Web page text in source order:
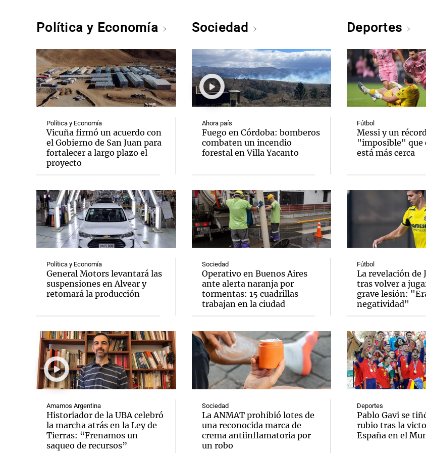
Política y Economía
Política y Economía
Vicuña firmó un acuerdo con
el Gobierno de San Juan para
fortalecer a largo plazo el
proyecto
Política y Economía
General Motors levantará las
suspensiones en Alvear y
retomará la producción
Amamos Argentina
Historiador de la UBA celebró
la marcha atrás en la Ley de
Tierras: “Frenamos un
saqueo de recursos”
Sociedad
Ahora país
Fuego en Córdoba: bomberos
combaten un incendio
forestal en Villa Yacanto
Sociedad
Operativo en Buenos Aires
ante alerta naranja por
tormentas: 15 cuadrillas
trabajan en la ciudad
Sociedad
La ANMAT prohibió lotes de
una reconocida marca de
crema antiinflamatoria por
un robo
Deportes
Fútbol
Messi y un
"imposible" que
está más cerca
Fútbol
La revelación de
tras volver a
grave lesión:
negatividad"
Deportes
Pablo Gavi se
rubio tras la
España en el
Notas Notas
El huracán de Arequito